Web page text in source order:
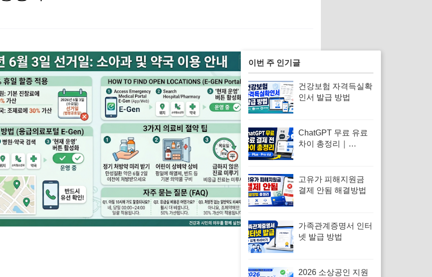
이번 주 인기글
건강보험 자격득실확
인서 발급 방법
ChatGPT 무료 유료
차이 총정리｜
고유가 피해지원금
결제 안됨 해결방법
가족관계증명서 인터
넷 발급 방법
2026 소상공인 지원